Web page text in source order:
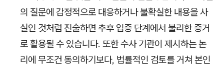
의 질문에 감정적으로 대응하거나 불확실한 내용을 사
실인 것처럼 진술하면 추후 입증 단계에서 불리한 증거
로 활용될 수 있습니다. 또한 수사 기관이 제시하는 논
리에 무조건 동의하기보다, 법률적인 검토를 거쳐 본인